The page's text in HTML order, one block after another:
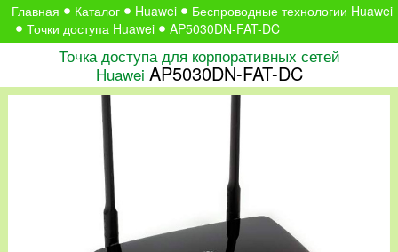
Главная Каталог Huawei
Беспроводные технологии Huawei
Точки доступа Huawei
AP5030DN-FAT-DC
Точка доступа для корпоративных сетей
Huawei AP5030DN-FAT-DC